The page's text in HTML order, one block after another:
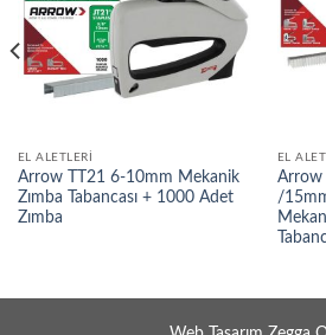
EL ALETLERI
Arrow TT21 6-10mm Mekanik
Zımba Tabancası + 1000 Adet
Zımba
EL
Arrow
/